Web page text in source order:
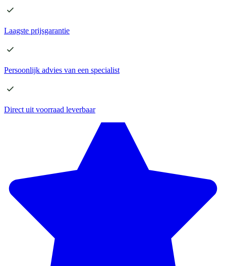
Laagste prijsgarantie
Persoonlijk advies van een specialist
Direct uit voorraad leverbaar